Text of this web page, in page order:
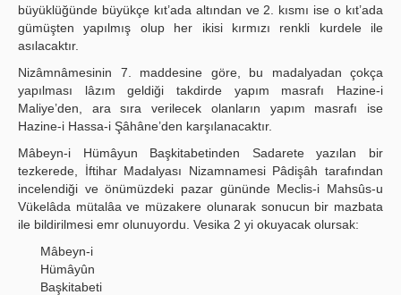
büyüklüğünde büyükçe kıt’ada altından ve 2. kısmı ise o kıt’ada
gümüşten yapılmış olup her ikisi kırmızı renkli kurdele ile
asılacaktır.
Nizâmnâmesinin 7. maddesine göre, bu madalyadan çokça
yapılması lâzım geldiği takdirde yapım masrafı Hazine-i
Maliye’den, ara sıra verilecek olanların yapım masrafı ise
Hazine-i Hassa-i Şâhâne’den karşılanacaktır.
Mâbeyn-i Hümâyun Başkitabetinden Sadarete yazılan bir
tezkerede, İftihar Madalyası Nizamnamesi Pâdişâh tarafından
incelendiği ve önümüzdeki pazar gününde Meclis-i Mahsûs-u
Vükelâda mütalâa ve müzakere olunarak sonucun bir mazbata
ile bildirilmesi emr olunuyordu. Vesika 2 yi okuyacak olursak:
Mâbeyn-i
Hümâyûn
Başkitabeti